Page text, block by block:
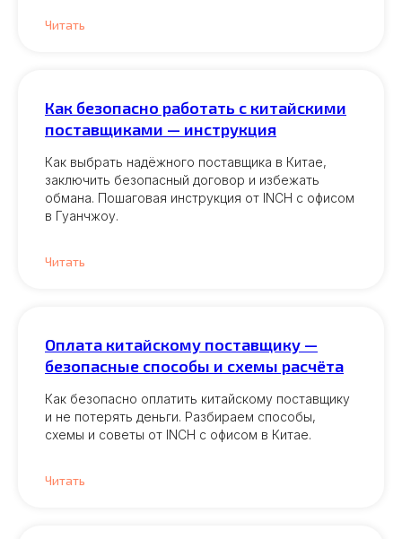
Читать
Как безопасно работать с китайскими
поставщиками — инструкция
Как выбрать надёжного поставщика в Китае,
заключить безопасный договор и избежать
обмана. Пошаговая инструкция от INCH с офисом
в Гуанчжоу.
Читать
Оплата китайскому поставщику —
безопасные способы и схемы расчёта
Как безопасно оплатить китайскому поставщику
и не потерять деньги. Разбираем способы,
схемы и советы от INCH с офисом в Китае.
Читать